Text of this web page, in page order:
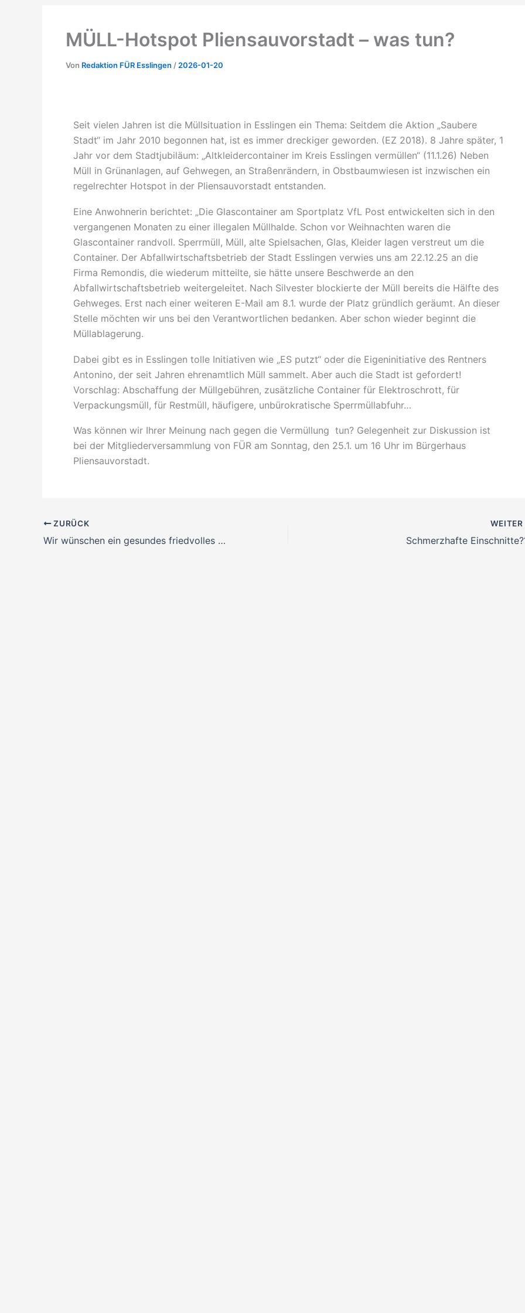
MÜLL-Hotspot Pliensauvorstadt – was tun?
Von Redaktion FÜR Esslingen / 2026-01-20
Seit vielen Jahren ist die Müllsituation in Esslingen ein Thema: Seitdem die Aktion „Saubere
Stadt“ im Jahr 2010 begonnen hat, ist es immer dreckiger geworden. (EZ 2018). 8 Jahre später, 1
Jahr vor dem Stadtjubiläum: „Altkleidercontainer im Kreis Esslingen vermüllen“ (11.1.26) Neben
Müll in Grünanlagen, auf Gehwegen, an Straßenrändern, in Obstbaumwiesen ist inzwischen ein
regelrechter Hotspot in der Pliensauvorstadt entstanden.
Eine Anwohnerin berichtet: „Die Glascontainer am Sportplatz VfL Post entwickelten sich in den
vergangenen Monaten zu einer illegalen Müllhalde. Schon vor Weihnachten waren die
Glascontainer randvoll. Sperrmüll, Müll, alte Spielsachen, Glas, Kleider lagen verstreut um die
Container. Der Abfallwirtschaftsbetrieb der Stadt Esslingen verwies uns am 22.12.25 an die
Firma Remondis, die wiederum mitteilte, sie hätte unsere Beschwerde an den
Abfallwirtschaftsbetrieb weitergeleitet. Nach Silvester blockierte der Müll bereits die Hälfte des
Gehweges. Erst nach einer weiteren E-Mail am 8.1. wurde der Platz gründlich geräumt. An dieser
Stelle möchten wir uns bei den Verantwortlichen bedanken. Aber schon wieder beginnt die
Müllablagerung.
Dabei gibt es in Esslingen tolle Initiativen wie „ES putzt“ oder die Eigeninitiative des Rentners
Antonino, der seit Jahren ehrenamtlich Müll sammelt. Aber auch die Stadt ist gefordert!
Vorschlag: Abschaffung der Müllgebühren, zusätzliche Container für Elektroschrott, für
Verpackungsmüll, für Restmüll, häufigere, unbürokratische Sperrmüllabfuhr…
Was können wir Ihrer Meinung nach gegen die Vermüllung tun? Gelegenheit zur Diskussion ist
bei der Mitgliederversammlung von FÜR am Sonntag, den 25.1. um 16 Uhr im Bürgerhaus
Pliensauvorstadt.
ZURÜCK
Wir wünschen ein gesundes friedvolles Neues Jahr
WEITER
Schmerzhafte